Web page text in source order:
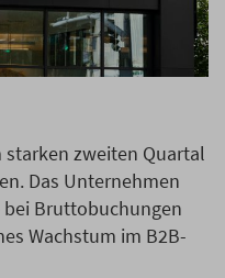
starken zweiten Quartal
Das Unternehmen
Bruttobuchungen
Wachstum im B2B-